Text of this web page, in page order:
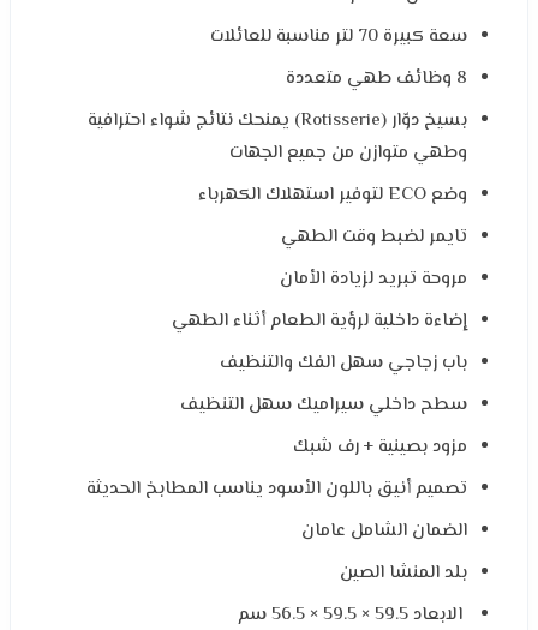
سعة كبيرة 70 لتر مناسبة للعائلات
8 وظائف طهي متعددة
بسيخ دوّار (Rotisserie) يمنحك نتائج شواء احترافية
وطهي متوازن من جميع الجهات
وضع ECO لتوفير استهلاك الكهرباء
تايمر لضبط وقت الطهي
مروحة تبريد لزيادة الأمان
إضاءة داخلية لرؤية الطعام أثناء الطهي
باب زجاجي سهل الفك والتنظيف
سطح داخلي سيراميك سهل التنظيف
مزود بصينية + رف شبك
تصميم أنيق باللون الأسود يناسب المطابخ الحديثة
الضمان الشامل عامان
بلد المنشا الصين
الابعاد 59.5 × 59.5 × 56.5 سم